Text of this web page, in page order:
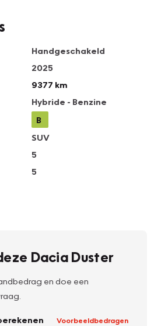
Handgeschakeld
2025
9377 km
Hybride - Benzine
B
SUV
5
5
Dacia Duster
en doe een
Voorbeeldbedragen